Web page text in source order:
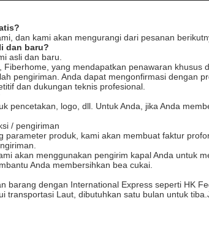
dan kami akan mengurangi dari pesanan
dan baru?
asli dan baru.
yang mendapatkan penawaran
pengiriman. Anda dapat mengonfirmasi dengan
dan dukungan teknis profesional.
pencetakan, logo, dll. Untuk Anda, jika Anda
/ pengiriman
parameter produk, kami akan membuat faktur
akan menggunakan pengirim kapal Anda untuk
Anda membersihkan bea cukai.
barang dengan International Express seperti HK
transportasi Laut, dibutuhkan satu bulan untuk